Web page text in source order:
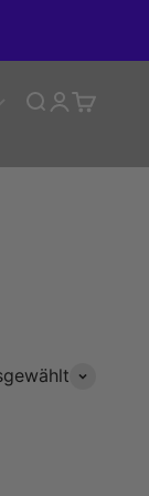
SucheAnmelden